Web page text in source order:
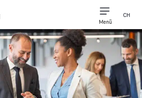
Menü
CH